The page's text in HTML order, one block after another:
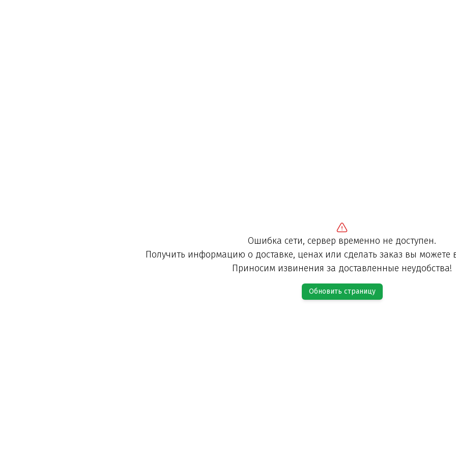
Ошибка сети, сервер временно не доступен.
Получить информацию о доставке, ценах или сделать заказ вы можете
Приносим извинения за доставленные неудобства!
Обновить страницу